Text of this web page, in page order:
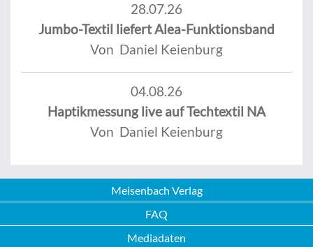
28.07.26
Jumbo-Textil liefert Alea-Funktionsband
Von Daniel Keienburg
04.08.26
Haptikmessung live auf Techtextil NA
Von Daniel Keienburg
Meisenbach Verlag
FAQ
Mediadaten